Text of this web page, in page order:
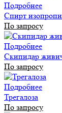
Подробнее
Спирт
По запросу
Подробнее
Скипидар
По запросу
Подробнее
Трегалоза
По запросу